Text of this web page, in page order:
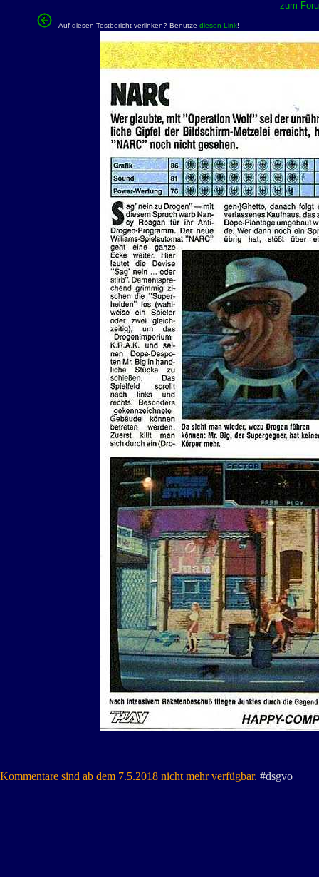
zum
Auf diesen Testbericht verlinken? Benutze diesen Link!
Kommentare sind ab dem 7.5.2018 nicht mehr verfügbar. #dsgvo